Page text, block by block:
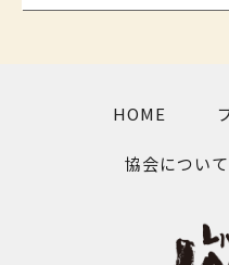
HOME
協会について